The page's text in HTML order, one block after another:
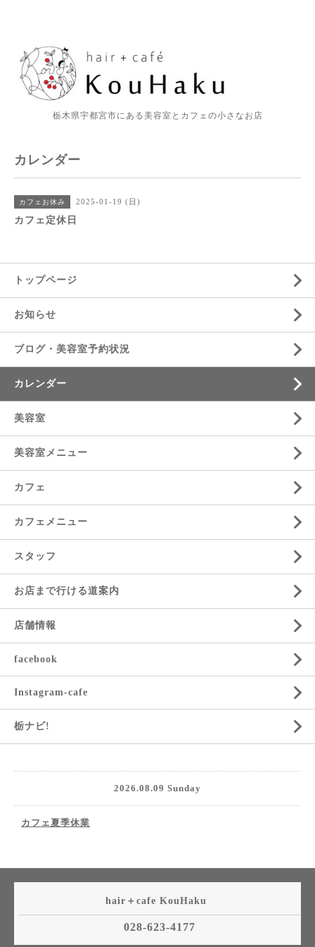
栃木県宇都宮市にある美容室とカフェの小さなお店
カレンダー
カフェお休み 2025-01-19 (日)
カフェ定休日
トップページ
お知らせ
ブログ・美容室予約状況
カレンダー
美容室
美容室メニュー
カフェ
カフェメニュー
スタッフ
お店まで行ける道案内
店舗情報
facebook
Instagram-cafe
栃ナビ!
2026.08.09 Sunday
カフェ夏季休業
hair＋cafe KouHaku
028-623-4177